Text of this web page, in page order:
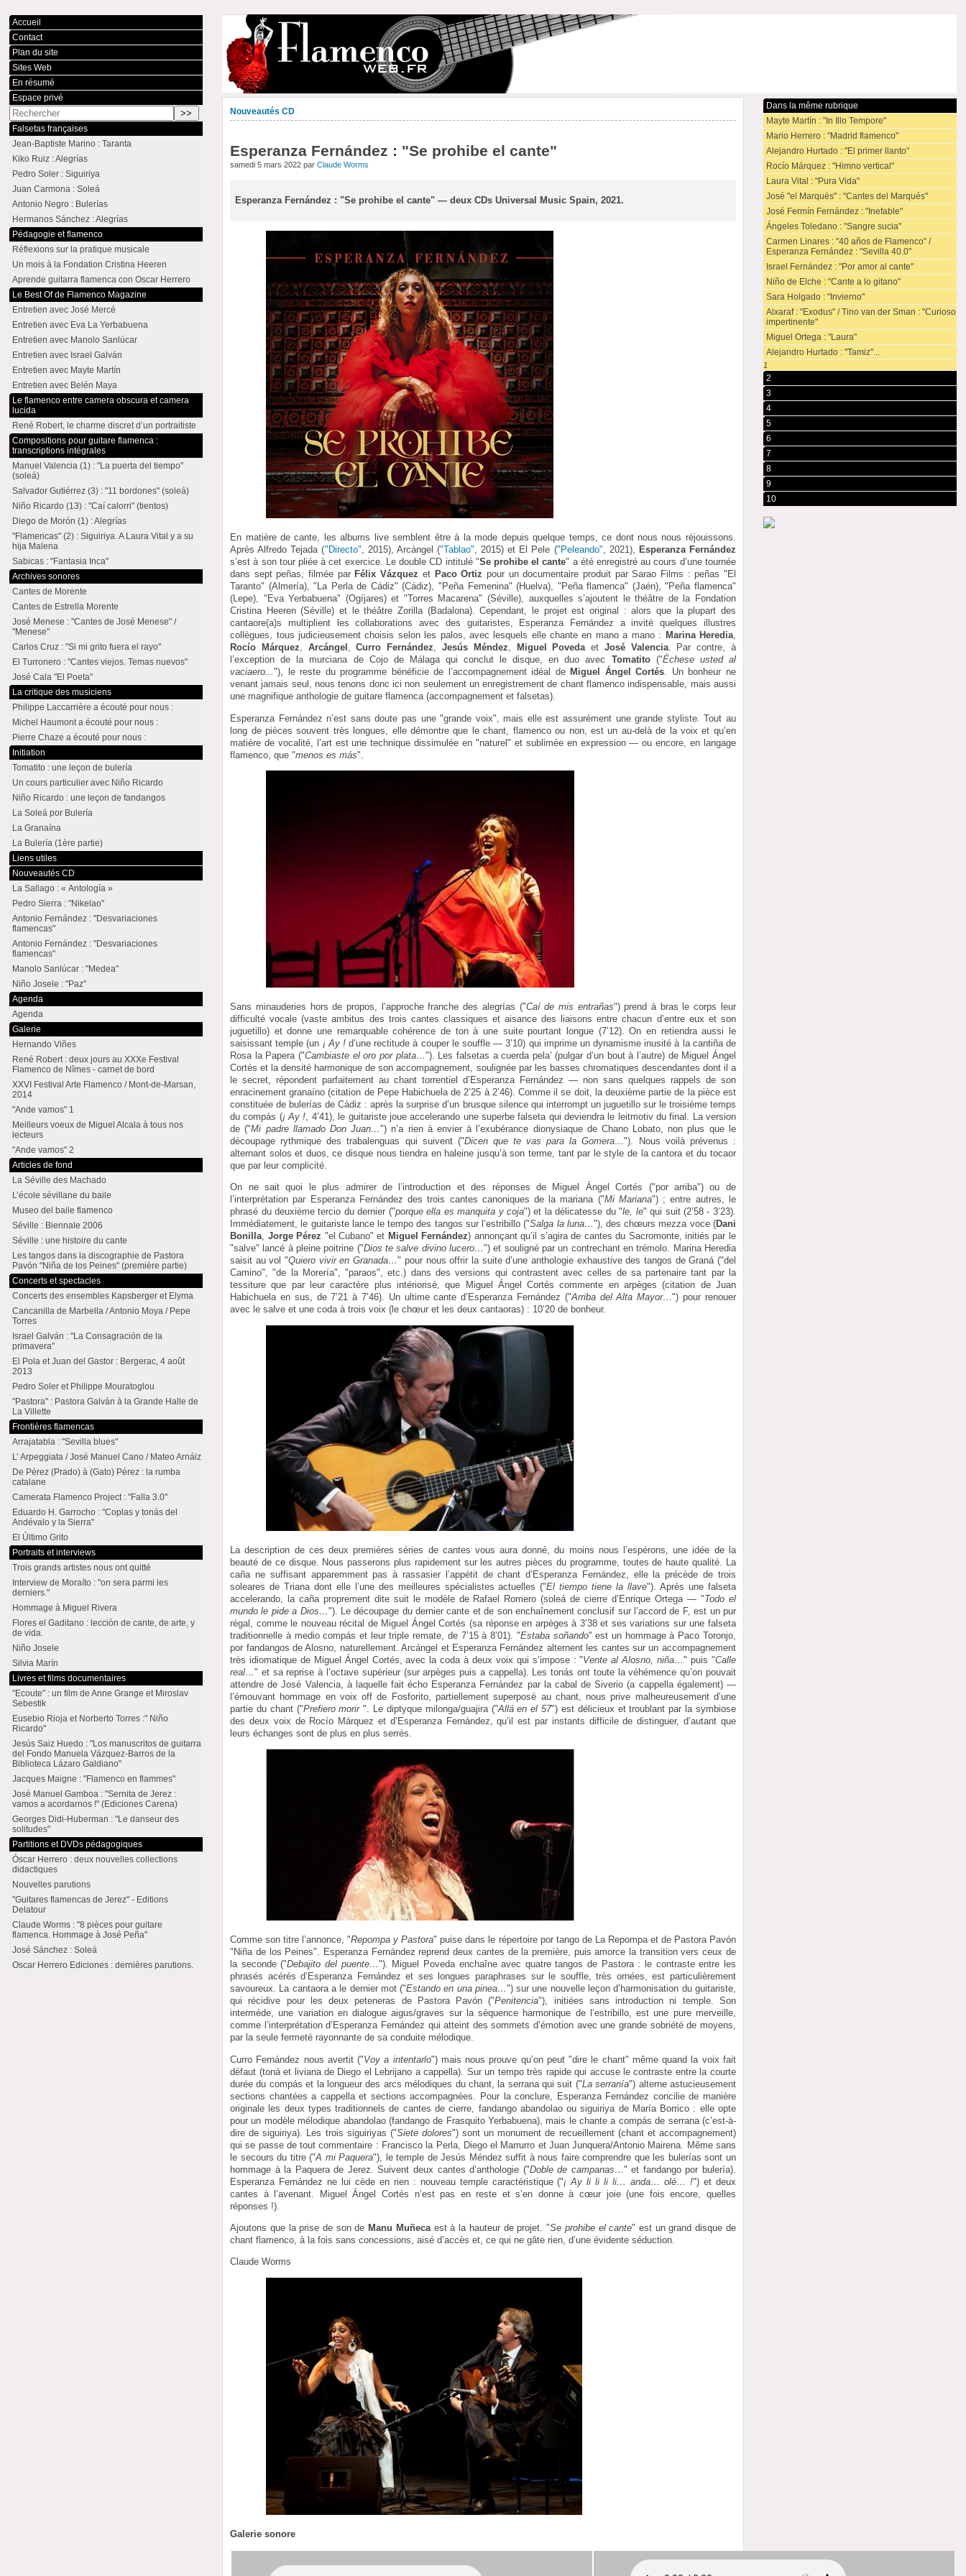
Nouveautés CD
Esperanza Fernández : "Se prohibe el cante"
samedi 5 mars 2022 parClaude Worms
Esperanza Fernández : "Se prohibe el cante" — deux CDs Universal Music Spain, 2021.
En matière de cante, les albums live semblent être à la mode depuis quelque temps, ce dont nous nous réjouissons.
Après Alfredo Tejada ("Directo", 2015), Arcángel ("Tablao", 2015) et El Pele ("Peleando", 2021), Esperanza Fernández
s’est à son tour pliée à cet exercice. Le double CD intitulé "Se prohibe el cante" a été enregistré au cours d’une tournée
dans sept peñas, filmée par Félix Vázquez et Paco Ortiz pour un documentaire produit par Sarao Films : peñas "El
Taranto" (Almería), "La Perla de Cádiz" (Cádiz), "Peña Femenina" (Huelva), "Peña flamenca" (Jaén), "Peña flamenca"
(Lepe), "Eva Yerbabuena" (Ogíjares) et "Torres Macarena" (Séville), auxquelles s’ajoutent le théâtre de la Fondation
Cristina Heeren (Séville) et le théâtre Zorilla (Badalona). Cependant, le projet est original : alors que la plupart des
cantaore(a)s multiplient les collaborations avec des guitaristes, Esperanza Fernández a invité quelques illustres
collègues, tous judicieusement choisis selon les palos, avec lesquels elle chante en mano a mano : Marina Heredia,
Rocío Márquez, Arcángel ,Curro Fernández,Jesús Méndez, Miguel Povedaet José Valencia. Par contre, à
l’exception de la murciana de Cojo de Málaga qui conclut le disque, en duo avec Tomatito("Échese usted al
vaciaero..."), le reste du programme bénéficie de l’accompagnement idéal de Miguel Ángel Cortés. Un bonheur ne
venant jamais seul, nous tenons donc ici non seulement un enregistrement de chant flamenco indispensable, mais aussi
une magnifique anthologie de guitare flamenca (accompagnement et falsetas).
Esperanza Fernández n’est sans doute pas une "grande voix", mais elle est assurément une grande styliste. Tout au
long de pièces souvent très longues, elle démontre que le chant, flamenco ou non, est un au-delà de la voix et qu’en
matière de vocalité, l’art est une technique dissimulée en "naturel" et sublimée en expression — ou encore, en langage
flamenco, que "menos es más".
Sans minauderies hors de propos, l’approche franche des alegrías ("Caí de mis entrañas") prend à bras le corps leur
difficulté vocale (vaste ambitus des trois cantes classiques et aisance des liaisons entre chacun d’entre eux et son
juguetillo) et donne une remarquable cohérence de ton à une suite pourtant longue (7’12). On en retiendra aussi le
saisissant temple (un ¡ Ay !d’une rectitude à couper le souffle — 3’10) qui imprime un dynamisme inusité à la cantiña de
Rosa la Papera ("Cambiaste el oro por plata…"). Les falsetas a cuerda pela’ (pulgar d’un bout à l’autre) de Miguel Ángel
Cortés et la densité harmonique de son accompagnement, soulignée par les basses chromatiques descendantes dont il a
le secret, répondent parfaitement au chant torrentiel d’Esperanza Fernández — non sans quelques rappels de son
enracinement granaíno (citation de Pepe Habichuela de 2’25 à 2’46). Comme il se doit, la deuxième partie de la pièce est
constituée de bulerías de Cádiz : après la surprise d’un brusque silence qui interrompt un juguetillo sur le troisième temps
du compás (¡ Ay !, 4’41), le guitariste joue accelerando une superbe falseta qui deviendra le leitmotiv du final. La version
de ("Mi padre llamado Don Juan…") n’a rien à envier à l’exubérance dionysiaque de Chano Lobato, non plus que le
découpage rythmique des trabalenguas qui suivent ("Dicen que te vas para la Gomera…"). Nous voilà prévenus :
alternant solos et duos, ce disque nous tiendra en haleine jusqu’à son terme, tant par le style de la cantora et du tocaor
que par leur complicité.
On ne sait quoi le plus admirer de l’introduction et des réponses de Miguel Ángel Cortés ("por arriba") ou de
l’interprétation par Esperanza Fernández des trois cantes canoniques de la mariana ("Mi Mariana") ; entre autres, le
phrasé du deuxième tercio du dernier ("porque ella es manquita y coja") et la délicatesse du "le, le" qui suit (2’58 - 3’23).
Immédiatement, le guitariste lance le tempo des tangos sur l’estribillo ("Salga la luna…"), des chœurs mezza voce (Dani
Bonilla, Jorge Pérez "el Cubano" et Miguel Fernández) annonçant qu’il s’agira de cantes du Sacromonte, initiés par le
"salve" lancé à pleine poitrine ("Dios te salve divino lucero…") et souligné par un contrechant en trémolo. Marina Heredia
saisit au vol "Quiero vivir en Granada…" pour nous offrir la suite d’une anthologie exhaustive des tangos de Graná ("del
Camino", "de la Morería", "paraos", etc.) dans des versions qui contrastent avec celles de sa partenaire tant par la
tessiture que par leur caractère plus intériorisé, que Miguel Ángel Cortés commente en arpèges (citation de Juan
Habichuela en sus, de 7’21 à 7’46). Un ultime cante d’Esperanza Fernández ("Arriba del Alta Mayor…") pour renouer
avec le salve et une coda à trois voix (le chœur et les deux cantaoras) : 10’20 de bonheur.
La description de ces deux premières séries de cantes vous aura donné, du moins nous l’espérons, une idée de la
beauté de ce disque. Nous passerons plus rapidement sur les autres pièces du programme, toutes de haute qualité. La
caña ne suffisant apparemment pas à rassasier l’appétit de chant d’Esperanza Fernández, elle la précède de trois
soleares de Triana dont elle l’une des meilleures spécialistes actuelles ("El tiempo tiene la llave"). Après une falseta
accelerando, la caña proprement dite suit le modèle de Rafael Romero (soleá de cierre d’Enrique Ortega — "Todo el
mundo le pide a Dios…"). Le découpage du dernier cante et de son enchaînement conclusif sur l’accord de F, est un pur
régal, comme le nouveau récital de Miguel Ángel Cortés (sa réponse en arpèges à 3’38 et ses variations sur une falseta
traditionnelle à medio compás et leur triple remate, de 7’15 à 8’01). "Estaba soñando" est un hommage à Paco Toronjo,
por fandangos de Alosno, naturellement. Arcángel et Esperanza Fernández alternent les cantes sur un accompagnement
très idiomatique de Miguel Ángel Cortés, avec la coda à deux voix qui s’impose : "Vente al Alosno, niña…" puis "Calle
real…" et sa reprise à l’octave supérieur (sur arpèges puis a cappella). Les tonás ont toute la véhémence qu’on pouvait
attendre de José Valencia, à laquelle fait écho Esperanza Fernández par la cabal de Siverio (a cappella également) —
l’émouvant hommage en voix off de Fosforito, partiellement superposé au chant, nous prive malheureusement d’une
partie du chant ("Prefiero morir". Le diptyque milonga/guajira ("Allá en el 57") est délicieux et troublant par la symbiose
des deux voix de Rocío Márquez et d’Esperanza Fernández, qu’il est par instants difficile de distinguer, d’autant que
leurs échanges sont de plus en plus serrés.
Comme son titre l’annonce, "Repompa y Pastora" puise dans le répertoire por tango de La Repompa et de Pastora Pavón
"Niña de los Peines". Esperanza Fernández reprend deux cantes de la première, puis amorce la transition vers ceux de
la seconde ("Debajito del puente…"). Miguel Poveda enchaîne avec quatre tangos de Pastora : le contraste entre les
phrasés acérés d’Esperanza Fernández et ses longues paraphrases sur le souffle, très ornées, est particulièrement
savoureux. La cantaora a le dernier mot ("Estando en una pinea…") sur une nouvelle leçon d’harmonisation du guitariste,
qui récidive pour les deux peteneras de Pastora Pavón ("Penitencia"), initiées sans introduction ni temple. Son
intermède, une variation en dialogue aigus/graves sur la séquence harmonique de l’estribillo, est une pure merveille,
comme l’interprétation d’Esperanza Fernández qui atteint des sommets d’émotion avec une grande sobriété de moyens,
par la seule fermeté rayonnante de sa conduite mélodique.
Curro Fernández nous avertit ("Voy a intentarlo") mais nous prouve qu’on peut "dire le chant" même quand la voix fait
défaut (toná et liviana de Diego el Lebrijano a cappella). Sur un tempo très rapide qui accuse le contraste entre la courte
durée du compás et la longueur des arcs mélodiques du chant, la serrana qui suit ("La serranía") alterne astucieusement
sections chantées a cappella et sections accompagnées. Pour la conclure, Esperanza Fernández concilie de manière
originale les deux types traditionnels de cantes de cierre, fandango abandolao ou siguiriya de María Borrico : elle opte
pour un modèle mélodique abandolao (fandango de Frasquito Yerbabuena), mais le chante a compás de serrana (c’est-à-
dire de siguiriya). Les trois siguiriyas ("Siete dolores") sont un monument de recueillement (chant et accompagnement)
qui se passe de tout commentaire : Francisco la Perla, Diego el Marrurro et Juan Junquera/Antonio Mairena. Même sans
le secours du titre ("A mi Paquera"), le temple de Jesús Méndez suffit à nous faire comprendre que les bulerías sont un
hommage à la Paquera de Jerez. Suivent deux cantes d’anthologie ("Doble de campanas…" et fandango por bulería).
Esperanza Fernández ne lui cède en rien : nouveau temple caractéristique ("¡ Ay li li li li… anda… olé… !") et deux
cantes à l’avenant. Miguel Ángel Cortés n’est pas en reste et s’en donne à cœur joie (une fois encore, quelles
réponses !).
Ajoutons que la prise de son de Manu Muñecaest à la hauteur de projet. "Se prohibe el cante" est un grand disque de
chant flamenco, à la fois sans concessions, aisé d’accès et, ce qui ne gâte rien, d’une évidente séduction.
Claude Worms
Galerie sonore
Dans la même rubrique
Mayte Martín : "In Illo Tempore"
Mario Herrero : "Madrid flamenco"
Alejandro Hurtado : "El primer llanto"
Rocío Márquez : "Himno vertical"
Laura Vital : "Pura Vida"
José "el Marqués" : "Cantes del Marqués"
José Fermín Fernández : "Inefable"
Ángeles Toledano : "Sangre sucia"
Carmen Linares : "40 años de Flamenco" /
Esperanza Fernández : "Sevilla 40.0"
Israel Fernández : "Por amor al cante"
Niño de Elche : "Cante a lo gitano"
Sara Holgado : "Invierno"
Alxaraf : "Exodus" / Tino van der Sman : "Curioso
impertinente"
Miguel Ortega : "Laura"
Alejandro Hurtado : "Tamiz"...
1
2
3
4
5
6
7
8
9
10
Accueil
Contact
Plan du site
Sites Web
En résumé
Espace privé
Falsetas françaises
Jean-Baptiste Marino : Taranta
Kiko Ruiz : Alegrías
Pedro Soler : Siguiriya
Juan Carmona : Soleá
Antonio Negro : Bulerías
Hermanos Sánchez : Alegrías
Pédagogie et flamenco
Réflexions sur la pratique musicale
Un mois à la Fondation Cristina Heeren
Aprende guitarra flamenca con Oscar Herrero
Le Best Of de Flamenco Magazine
Entretien avec José Mercé
Entretien avec Eva La Yerbabuena
Entretien avec Manolo Sanlúcar
Entretien avec Israel Galván
Entretien avec Mayte Martín
Entretien avec Belén Maya
Le flamenco entre camera obscura et camera
lucida
René Robert, le charme discret d’un portraitiste
Compositions pour guitare flamenca :
transcriptions intégrales
Manuel Valencia (1) : "La puerta del tiempo"
(soleá)
Salvador Gutiérrez (3) : "11 bordones" (soleá)
Niño Ricardo (13) : "Caí calorri" (tientos)
Diego de Morón (1) : Alegrías
"Flamencas" (2) : Siguiriya. A Laura Vital y a su
hija Malena
Sabicas : "Fantasia Inca"
Archives sonores
Cantes de Morente
Cantes de Estrella Morente
José Menese : "Cantes de José Menese" /
"Menese"
Carlos Cruz : "Si mi grito fuera el rayo"
El Turronero : "Cantes viejos. Temas nuevos"
José Cala "El Poeta"
La critique des musiciens
Philippe Laccarrière a écouté pour nous :
Michel Haumont a écouté pour nous :
Pierre Chaze a écouté pour nous :
Initiation
Tomatito : une leçon de bulería
Un cours particulier avec Niño Ricardo
Niño Ricardo : une leçon de fandangos
La Soleá por Bulería
La Granaína
La Bulería (1ère partie)
Liens utiles
Nouveautés CD
La Sallago : « Antología »
Pedro Sierra : "Nikelao"
Antonio Fernández : "Desvariaciones
flamencas"
Antonio Fernández : "Desvariaciones
flamencas"
Manolo Sanlúcar : "Medea"
Niño Josele : "Paz"
Agenda
Agenda
Galerie
Hernando Viñes
René Robert : deux jours au XXXe Festival
Flamenco de Nîmes - carnet de bord
XXVI Festival Arte Flamenco / Mont-de-Marsan,
2014
"Ande vamos" 1
Meilleurs voeux de Miguel Alcala à tous nos
lecteurs
"Ande vamos" 2
Articles de fond
La Séville des Machado
L’école sévillane du baile
Museo del baile flamenco
Séville : Biennale 2006
Séville : une histoire du cante
Les tangos dans la discographie de Pastora
Pavón "Niña de los Peines" (première partie)
Concerts et spectacles
Concerts des ensembles Kapsberger et Elyma
Cancanilla de Marbella / Antonio Moya / Pepe
Torres
Israel Galván : "La Consagración de la
primavera"
El Pola et Juan del Gastor : Bergerac, 4 août
2013
Pedro Soler et Philippe Mouratoglou
"Pastora" : Pastora Galván à la Grande Halle de
La Villette
Frontières flamencas
Arrajatabla : "Sevilla blues"
L’ Arpeggiata / José Manuel Cano / Mateo Arnáiz
De Pérez (Prado) à (Gato) Pérez : la rumba
catalane
Camerata Flamenco Project : "Falla 3.0"
Eduardo H. Garrocho : "Coplas y tonás del
Andévalo y la Sierra"
El Último Grito
Portraits et interviews
Trois grands artistes nous ont quitté
Interview de Moraíto : "on sera parmi les
derniers."
Hommage à Miguel Rivera
Flores el Gaditano : lección de cante, de arte, y
de vida.
Niño Josele
Silvia Marín
Livres et films documentaires
"Ecoute" : un film de Anne Grange et Miroslav
Sebestik
Eusebio Rioja et Norberto Torres :" Niño
Ricardo"
Jesús Saiz Huedo : "Los manuscritos de guitarra
del Fondo Manuela Vázquez-Barros de la
Biblioteca Lázaro Galdiano"
Jacques Maigne : "Flamenco en flammes"
José Manuel Gamboa : "Sernita de Jerez :
vamos a acordarnos !" (Ediciones Carena)
Georges Didi-Huberman : "Le danseur des
solitudes"
Partitions et DVDs pédagogiques
Óscar Herrero : deux nouvelles collections
didactiques
Nouvelles parutions
"Guitares flamencas de Jerez" - Editions
Delatour
Claude Worms : "8 pièces pour guitare
flamenca. Hommage à José Peña"
José Sánchez : Soleá
Oscar Herrero Ediciones : dernières parutions.